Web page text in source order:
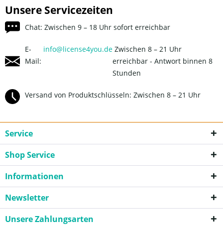
Unsere Servicezeiten
Chat: Zwischen 9 – 18 Uhr sofort erreichbar
E-
Mail:
info@license4you.de Zwischen 8 – 21 Uhr
erreichbar - Antwort binnen 8
Stunden
Versand von Produktschlüsseln: Zwischen 8 – 21 Uhr
Service
Shop Service
Informationen
Newsletter
Unsere Zahlungsarten